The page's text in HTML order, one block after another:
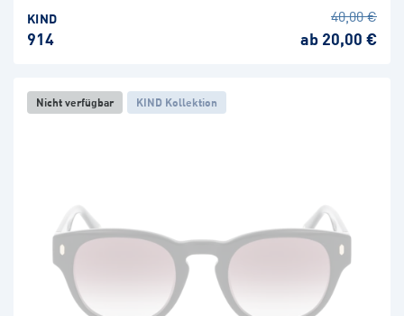
KIND
914
40,00 €
ab 20,00 €
Nicht verfügbar KIND Kollektion